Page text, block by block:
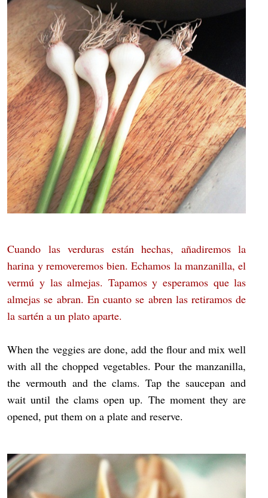
Cuando las verduras están hechas, añadiremos la
harina y removeremos bien. Echamos la manzanilla, el
vermú y las almejas. Tapamos y esperamos que las
almejas se abran. En cuanto se abren las retiramos de
la sartén a un plato aparte.
When the veggies are done, add the flour and mix well
with all the chopped vegetables. Pour the manzanilla,
the vermouth and the clams. Tap the saucepan and
wait until the clams open up. The moment they are
opened, put them on a plate and reserve.